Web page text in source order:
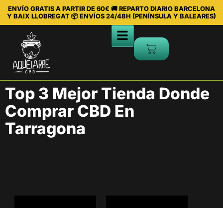
ENVÍO GRATIS A PARTIR DE 60€ 🚚 REPARTO DIARIO BARCELONA
Y BAIX LLOBREGAT 📦 ENVÍOS 24/48H (PENÍNSULA Y BALEARES)
Top 3 Mejor Tienda Donde
Comprar CBD En
Tarragona